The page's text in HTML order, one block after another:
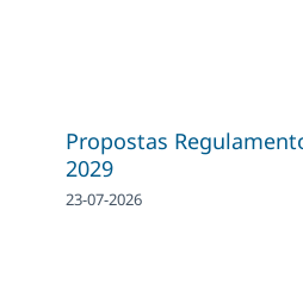
Propostas
2029
23-07-2026